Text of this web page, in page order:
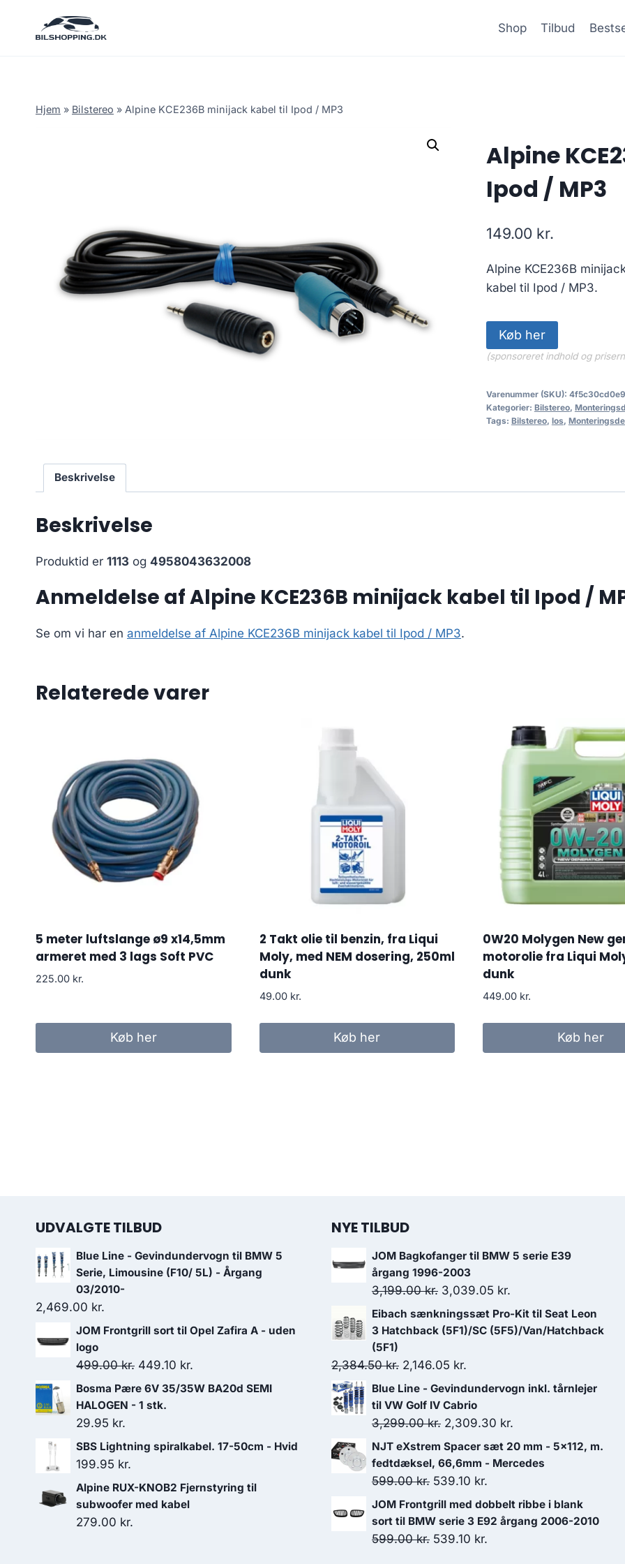
Shop Tilbud
Hjem » Bilstereo » Alpine KCE236B minijack kabel til Ipod / MP3
Alpine
Ipod / MP3
149.00 kr.
Alpine KCE236B
kabel til Ipod / MP3.
Køb her
(sponsoreret indhold og
Varenummer (SKU):
Kategorier: Bilstereo,
Tags: Bilstereo, los,
Beskrivelse
Beskrivelse
Produktid er 1113 og 4958043632008
Anmeldelse af Alpine KCE236B minijack kabel til Ipod /
Se om vi har en anmeldelse af Alpine KCE236B minijack kabel til Ipod / MP3.
Relaterede varer
5 meter luftslange ø9 x14,5mm
armeret med 3 lags Soft PVC
225.00 kr.
Køb her
2 Takt olie til benzin, fra Liqui
Moly, med NEM dosering, 250ml
dunk
49.00 kr.
Køb her
0W20 Molygen New
motorolie fra Liqui
dunk
449.00 kr.
Køb her
UDVALGTE TILBUD
Blue Line - Gevindundervogn til BMW 5
Serie, Limousine (F10/ 5L) - Årgang
03/2010-
2,469.00 kr.
JOM Frontgrill sort til Opel Zafira A - uden
logo
499.00kr. Den
oprindelige
pris
499.00 kr..
449.10 kr.
aktuelle
449.10 kr..
Bosma Pære 6V 35/35W BA20d SEMI
HALOGEN - 1 stk.
29.95 kr.
SBS Lightning spiralkabel. 17-50cm - Hvid
199.95 kr.
Alpine RUX-KNOB2 Fjernstyring til
subwoofer med kabel
279.00 kr.
NYE TILBUD
JOM Bagkofanger til BMW 5 serie E39
årgang 1996-2003
3,199.00kr. Den
oprindelige
pris
3,199.00 kr..
3,039.05 kr.
aktuelle
pris
Eibach sænkningssæt Pro-Kit til Seat Leon
3 Hatchback (5F1)/SC (5F5)/Van/Hatchback
(5F1)
2,384.50kr. Den
oprindelige
pris
var:
2,384.50 kr..
2,146.05 kr.
aktuelle
pris
er:
2,146.05 kr..
Blue Line - Gevindundervogn inkl. tårnlejer
til VW Golf IV Cabrio
3,299.00kr. Den
oprindelige
pris
var:
3,299.00 kr..
2,309.30 kr.
aktuelle
pris
2,309.30 kr..
NJT eXstrem Spacer sæt 20 mm - 5x112, m.
fedtdæksel, 66,6mm - Mercedes
599.00kr. Den
oprindelige
pris
var:
539.10 kr.
aktuelle
pris
JOM Frontgrill med dobbelt ribbe i blank
sort til BMW serie 3 E92 årgang 2006-2010
599.00kr. Den
539.10 kr.